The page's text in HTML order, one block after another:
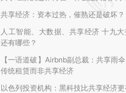
共享经济：资本过热，催熟还是破坏？
人工智能、大数据、共享经济 十九
还有哪些？
【一语道破】Airbnb副总裁：共享雨
传统租赁而非共享经济
以色列投资机构：黑科技比共享经济更